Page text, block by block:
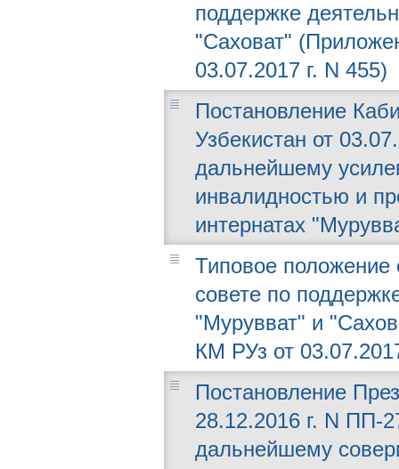
поддержке
"Саховат"
03.07.2017 г. N 455)
Постановление
Узбекистан от
дальнейшему
инвалидностью и
интернатах
Типовое положение
совете по
"Мурувват" и
КМ РУз от
Постановление
28.12.2016 г. N ПП-
дальнейшему